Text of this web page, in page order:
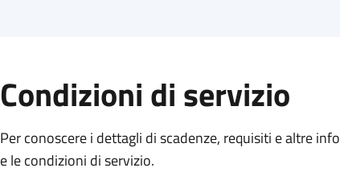
Condizioni di servizio
Per conoscere i dettagli di scadenze, requisiti e altre
e le condizioni di servizio.